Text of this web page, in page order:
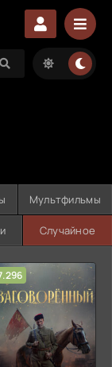
Мультфильмы
Случайное